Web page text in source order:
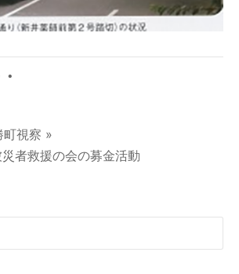
•
町視察 »
者救援の会の募金活動